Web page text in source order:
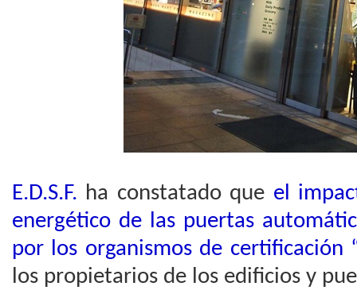
E.D.S.F. ha constatado que el
energético de las puertas
por los organismos de certificación
los propietarios de los edificios y